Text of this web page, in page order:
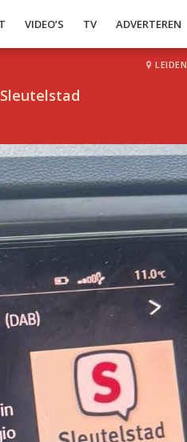
VIDEO’S TV ADVERTEREN
LEIDEN